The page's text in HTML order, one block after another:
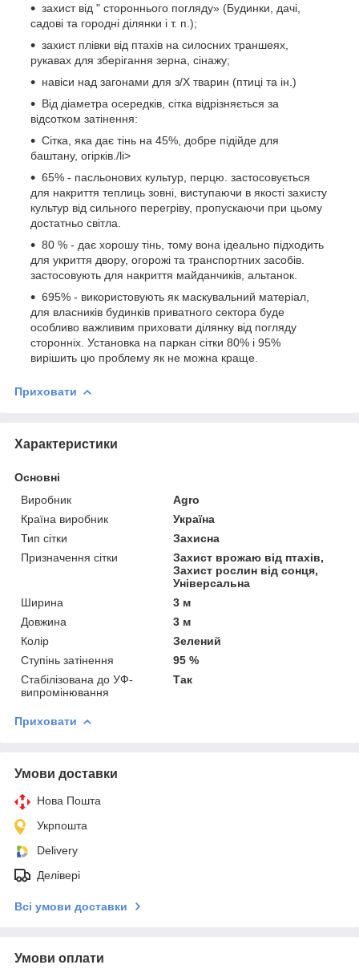
захист від " стороннього погляду» (Будинки, дачі,
садові та городні ділянки і т. п.);
захист плівки від птахів на силосних траншеях,
рукавах для зберігання зерна, сінажу;
навіси над загонами для з/Х тварин (птиці та ін.)
Від діаметра осередків, сітка відрізняється за
відсотком затінення:
Сітка, яка дає тінь на 45%, добре підійде для
баштану, огірків./li>
65% - пасльонових культур, перцю. застосовується
для накриття теплиць зовні, виступаючи в якості захисту
культур від сильного перегріву, пропускаючи при цьому
достатньо світла.
80 % - дає хорошу тінь, тому вона ідеально підходить
для укриття двору, огорожі та транспортних засобів.
застосовують для накриття майданчиків, альтанок.
695% - використовують як маскувальний матеріал,
для власників будинків приватного сектора буде
особливо важливим приховати ділянку від погляду
сторонніх. Установка на паркан сітки 80% і 95%
вирішить цю проблему як не можна краще.
Приховати
Характеристики
Основні
Виробник
Agro
Країна виробник
Україна
Тип сітки
Захисна
Призначення сітки
Захист врожаю від птахів,
Захист рослин від сонця,
Універсальна
Ширина
3 м
Довжина
3 м
Колір
Зелений
Ступінь затінення
95 %
Стабілізована до УФ-
випромінювання
Так
Приховати
Умови доставки
Нова Пошта
Укрпошта
Delivery
Делівері
Всі умови доставки
Умови оплати